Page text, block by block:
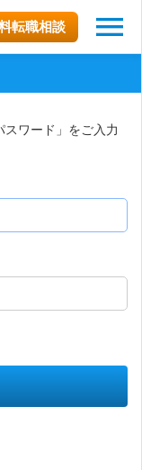
転職相談
ワード」をご入力